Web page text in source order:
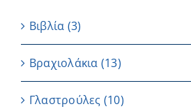
Βιβλία (3)
Βραχιολάκια (13)
Γλαστρούλες (10)